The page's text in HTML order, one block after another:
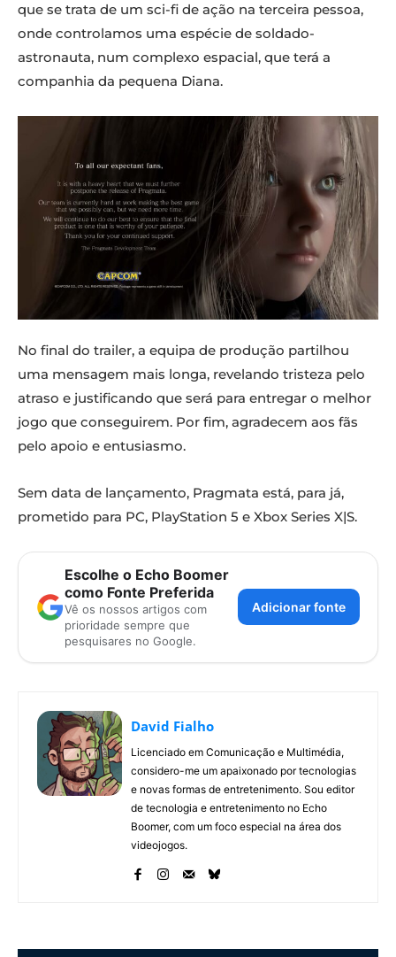
que se trata de um sci-fi de ação na terceira pessoa,
onde controlamos uma espécie de soldado-
astronauta, num complexo espacial, que terá a
companhia da pequena Diana.
No final do trailer, a equipa de produção partilhou
uma mensagem mais longa, revelando tristeza pelo
atraso e justificando que será para entregar o melhor
jogo que conseguirem. Por fim, agradecem aos fãs
pelo apoio e entusiasmo.
Sem data de lançamento, Pragmata está, para já,
prometido para PC, PlayStation 5 e Xbox Series X|S.
Escolhe o Echo Boomer
como Fonte Preferida
Vê os nossos artigos com
prioridade sempre que
pesquisares no Google.
Adicionar fonte
David Fialho
Licenciado em Comunicação e Multimédia,
considero-me um apaixonado por tecnologias
e novas formas de entretenimento. Sou editor
de tecnologia e entretenimento no Echo
Boomer, com um foco especial na área dos
videojogos.